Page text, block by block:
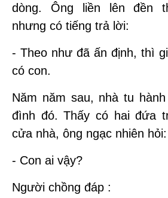
dòng. Ông liền lên đền
nhưng có tiếng trả lời:
- Theo như đã ấn định, thì
có con.
Năm năm sau, nhà tu
đình đó. Thấy có hai đứa
cửa nhà, ông ngạc nhiên hỏi:
- Con ai vậy?
Người chồng đáp :